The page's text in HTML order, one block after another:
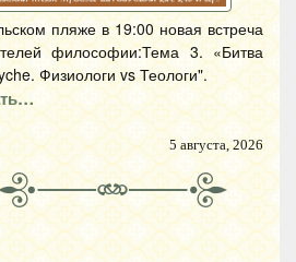
пляже в 19:00 новая встреча
философии:Тема 3. «Битва
Физиологи vs Теологи".
5 августа, 2026